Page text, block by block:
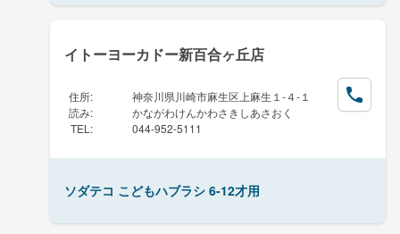
イトーヨーカドー新百合ヶ丘店
住所:
神奈川県川崎市麻生区上麻生１-４-１
読み:
かながわけんかわさきしあさおく
TEL : 044-952-5111
ソダテコ こどもハブラシ 6-12才用